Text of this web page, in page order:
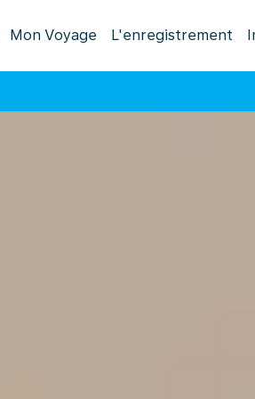
Mon Voyage L'enregistrement